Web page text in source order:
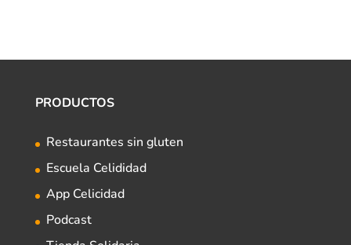
PRODUCTOS
Restaurantes sin gluten
Escuela Celididad
App Celicidad
Podcast